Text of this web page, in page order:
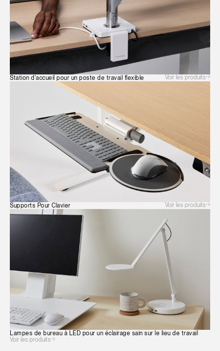
Station d'accueil pour un poste de travail flexible Voir les produits
Supports Pour Clavier Voir les produits
Lampes de bureau à LED pour un éclairage sain sur le lieu de travail
Voir les produits